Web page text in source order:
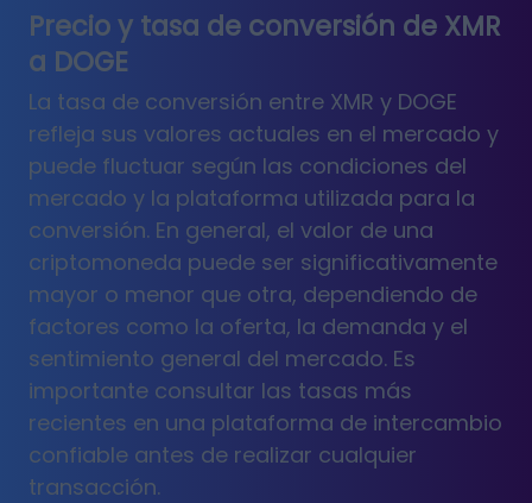
Precio y tasa de conversión de XMR
a DOGE
La tasa de conversión entre XMR y DOGE
refleja sus valores actuales en el mercado y
puede fluctuar según las condiciones del
mercado y la plataforma utilizada para la
conversión. En general, el valor de una
criptomoneda puede ser significativamente
mayor o menor que otra, dependiendo de
factores como la oferta, la demanda y el
sentimiento general del mercado. Es
importante consultar las tasas más
recientes en una plataforma de intercambio
confiable antes de realizar cualquier
transacción.